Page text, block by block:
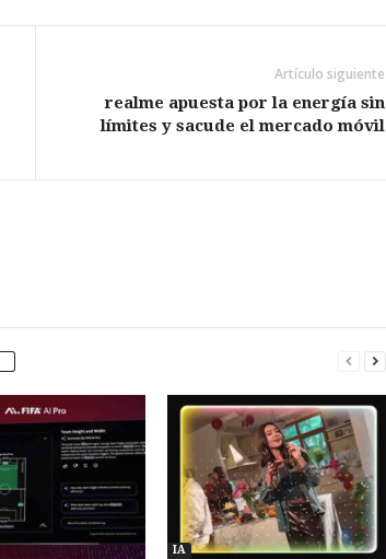
Artículo siguiente
realme apuesta por la energía sin
límites y sacude el mercado móvil
IA